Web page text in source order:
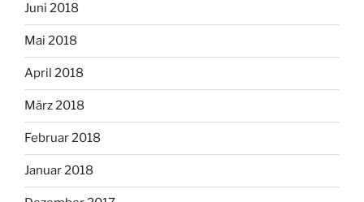
Juni 2018
Mai 2018
April 2018
März 2018
Februar 2018
Januar 2018